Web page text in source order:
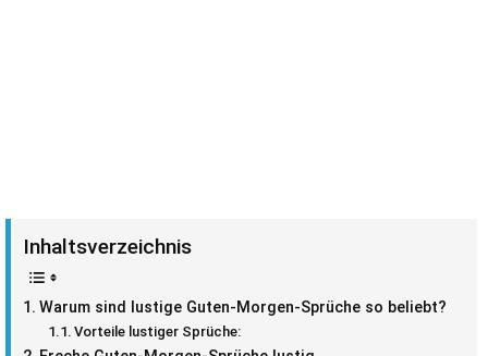
Inhaltsverzeichnis
Warum sind lustige Guten-Morgen-Sprüche so beliebt?
Vorteile lustiger Sprüche: